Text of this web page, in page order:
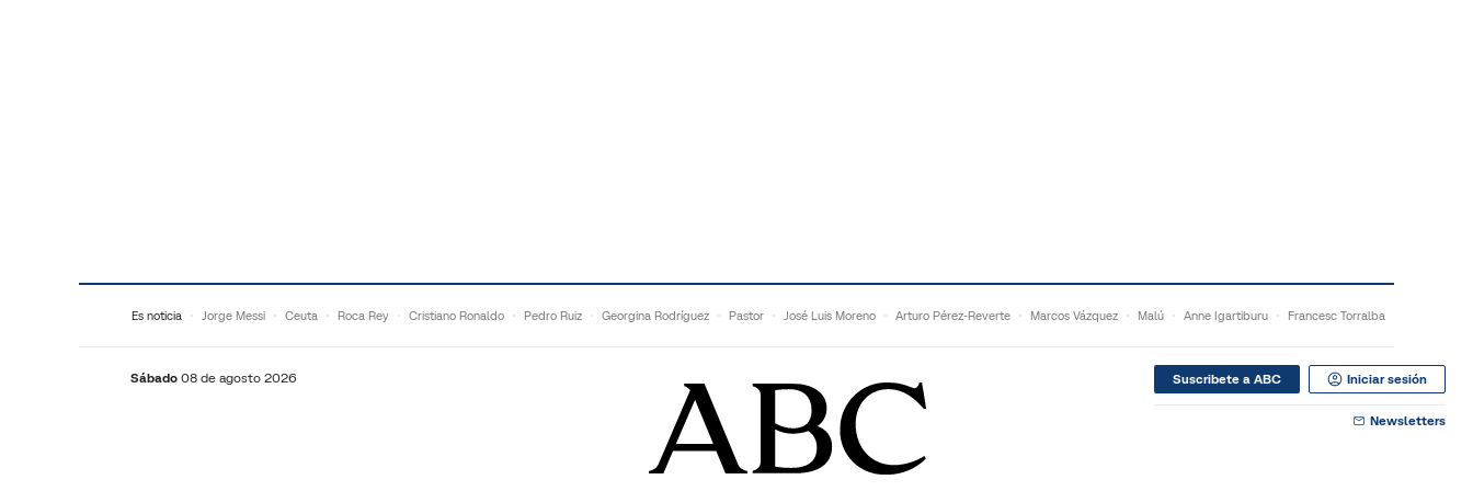
Es noticia Jorge Messi Ceuta Roca Rey Cristiano Ronaldo Pedro Ruiz Georgina Rodríguez Pastor José Luis Moreno Arturo Pérez-Reverte Marcos Vázquez Malú Anne Igartiburu Francesc Torralba
Sábado 08 de agosto 2026 Suscribete a ABC Iniciar sesión
Newsletters